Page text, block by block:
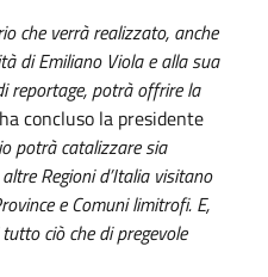
che verrà realizzato, anche
di Emiliano Viola e alla sua
reportage, potrà offrire la
concluso la presidente
potrà catalizzare sia
Regioni d’Italia visitano
e Comuni limitrofi. E,
ciò che di pregevole